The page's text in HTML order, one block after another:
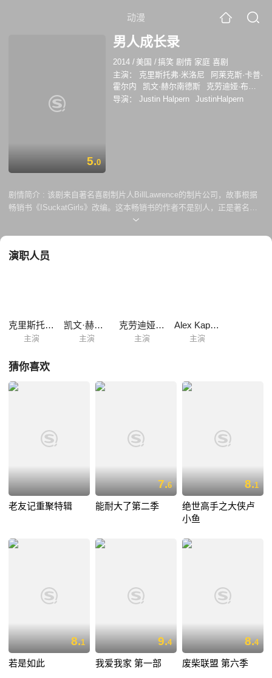
动漫
5.0
男人成长录
2014 / 美国 /搞笑 剧情 家庭 喜剧
主演：
克里斯托弗·米洛尼
阿莱克斯·卡普·
霍尔内
凯文·赫尔南德斯
克劳迪娅·布莱
克
Alex Kapp Horner
导演： Justin Halpern JustinHalpern
剧情简介 : 该剧来自著名喜剧制片人BillLawrence的制片公司，故事根据
畅销书《ISuckatGirls》改编。这本畅销书的作者不是别人，正是著名博
客《俺老爸说了……》（ShitMyDadSay，后被改编成一部CBS多镜头情
谷歌来搜索，更没有现在如此发达的通讯工具和社交媒体。现在他的儿子
演职人员
克里斯托弗·米洛尼
主演
凯文·赫尔南德斯
主演
克劳迪娅·布莱克
主演
Alex Kapp Horner
主演
猜你喜欢
老友记重聚特辑
7.6
能耐大了第二季
8.1
绝世高手之大侠卢
小鱼
8.1
若是如此
9.4
我爱我家 第一部
8.4
废柴联盟 第六季